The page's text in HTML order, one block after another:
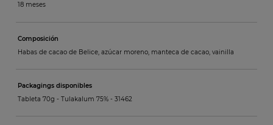
18 meses
Composición
Habas de cacao de Belice, azúcar moreno, manteca de cacao, vainilla
Packagings disponibles
Tableta 70g - Tulakalum 75% - 31462